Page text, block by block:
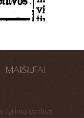
MARŠRUTAI
tyrimų centras